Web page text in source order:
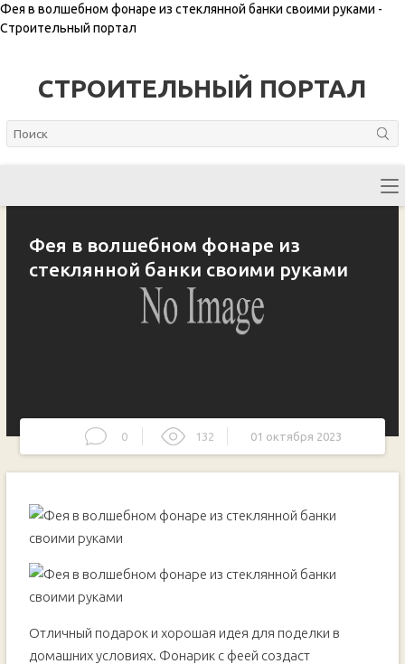
Фея в волшебном фонаре из стеклянной банки своими руками -
Строительный портал
СТРОИТЕЛЬНЫЙ ПОРТАЛ
Фея в волшебном фонаре из
стеклянной банки своими руками
0 132 01 октября 2023
Отличный подарок и хорошая идея для поделки в
домашних условиях. Фонарик с феей создаст